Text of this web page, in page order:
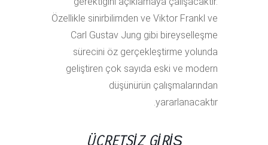
Özellikle sinirbilimden ve Viktor Frankl ve
Carl Gustav Jung gibi bireyselleşme
sürecini öz gerçekleştirme yolunda
geliştiren çok sayıda eski ve modern
düşünürün çalışmalarından
yararlanacaktır.
ÜCRETSİZ GİRİŞ